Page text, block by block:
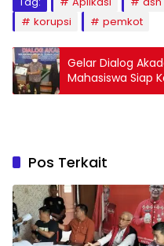
korupsi
pemkot
Gelar Dialog
Mahasiswa Siap
Pos Terkait